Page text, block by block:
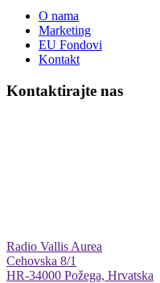
O nama
Marketing
EU Fondovi
Kontakt
Kontaktirajte nas
Radio Vallis Aurea
Cehovska 8/1
HR-34000 Požega, Hrvatska